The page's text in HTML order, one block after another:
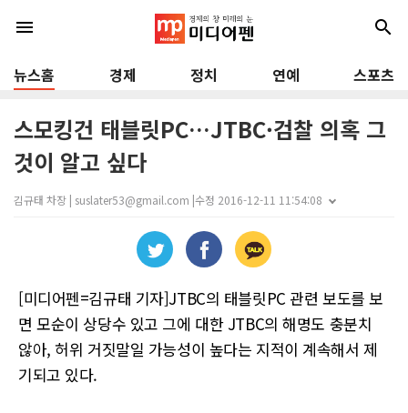
menu search
뉴스홈 경제 정치 연예 스포츠
​스모킹건 태블릿PC…JTBC·검찰 의혹 그
것이 알고 싶다
김규태 차장 | suslater53@gmail.com |수정 2016-12-11 11:54:08
[미디어펜=김규태 기자]JTBC의 태블릿PC 관련 보도를 보
면 모순이 상당수 있고 그에 대한 JTBC의 해명도 충분치
않아, 허위 거짓말일 가능성이 높다는 지적이 계속해서 제
기되고 있다.